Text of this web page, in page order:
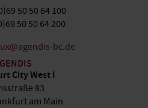
50 50 64 100
50 50 64 200
bc.de
City West I
83
am Main